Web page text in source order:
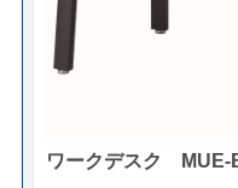
ワークデスク